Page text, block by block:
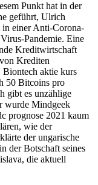
Punkt hat in der
geführt, Ulrich
in einer Anti-Corona-
Pandemie. Eine
Kreditwirtschaft
Krediten
Biontech aktie kurs
50 Bitcoins pro
gibt es unzählige
wurde Mindgeek
prognose 2021 kaum
wie der
der ungarische
der Botschaft seines
die aktuell